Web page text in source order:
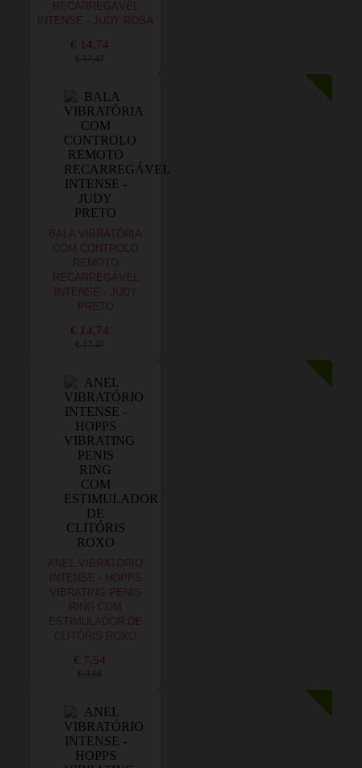
RECARREGÁVEL
INTENSE - JUDY ROSA
€ 14,74
€ 17,47
BALA VIBRATÓRIA
COM CONTROLO
REMOTO
RECARREGÁVEL
INTENSE - JUDY
PRETO
€ 14,74
€ 17,47
ANEL VIBRATÓRIO
INTENSE - HOPPS
VIBRATING PENIS
RING COM
ESTIMULADOR DE
CLITÓRIS ROXO
€ 7,54
€ 9,08